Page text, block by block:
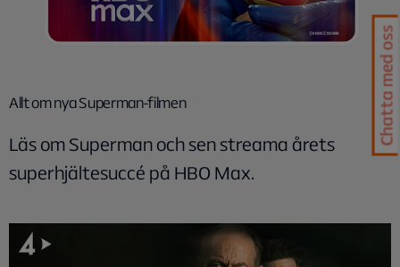
Allt om nya Superman-filmen
Läs om Superman och sen streama årets
superhjältesuccé på HBO Max.
Chatta med oss